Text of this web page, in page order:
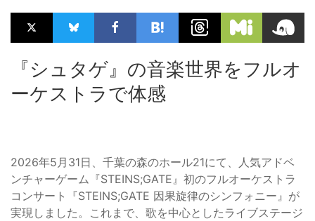
『シュタゲ』の音楽世界をフルオ
ーケストラで体感
2026年5月31日、千葉の森のホール21にて、人気アドベ
ンチャーゲーム『STEINS;GATE』初のフルオーケストラ
コンサート『STEINS;GATE 因果旋律のシンフォニー』が
実現しました。これまで、歌を中心としたライブステージ